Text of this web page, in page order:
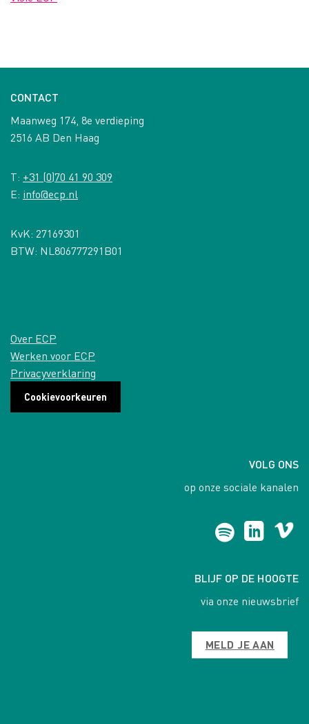
CONTACT
Maanweg 174, 8e verdieping
2516 AB Den Haag
T: +31 (0)70 41 90 309
E: info@ecp.nl
KvK: 27169301
BTW: NL806777291B01
Over ECP
Werken voor ECP
Privacyverklaring
Cookievoorkeuren
VOLG ONS
op onze sociale kanalen
BLIJF OP DE HOOGTE
via onze nieuwsbrief
MELD JE AAN